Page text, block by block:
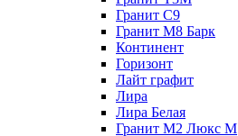
Гранит С9
Гранит М8 Барк
Континент
Горизонт
Лайт графит
Лира
Лира Белая
Гранит М2 Люкс М